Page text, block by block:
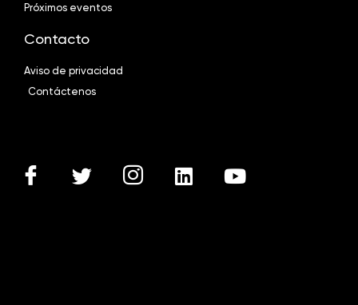
Próximos eventos
Contacto
Aviso de privacidad
Contáctenos